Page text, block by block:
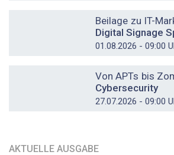
Beilage zu IT-
Digital Signage
01.08.2026 - 09:00
Von APTs bis
Cybersecurity
27.07.2026 - 09:00
AKTUELLE AUSGABE